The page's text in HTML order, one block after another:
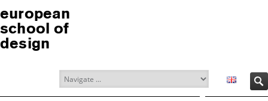
european
school of
design